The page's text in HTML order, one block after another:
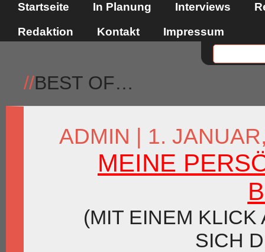
Startseite In Planung Interviews
Redaktion
Kontakt Impressum
//BEST OF…
ADMIN | 1.
MEINE
(MIT EINEM
SICH